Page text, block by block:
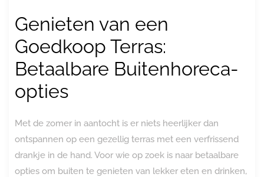
Genieten van een
Goedkoop Terras:
Betaalbare Buitenhoreca-
opties
Met de zomer in aantocht is er niets heerlijker dan
ontspannen op een gezellig terras met een verfrissend
drankje in de hand. Voor wie op zoek is naar betaalbare
opties om buiten te genieten van lekker eten en drinken,